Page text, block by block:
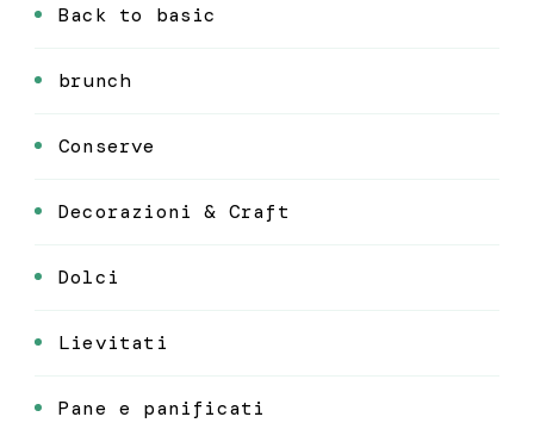
Back to basic
brunch
Conserve
Decorazioni & Craft
Dolci
Lievitati
Pane e panificati